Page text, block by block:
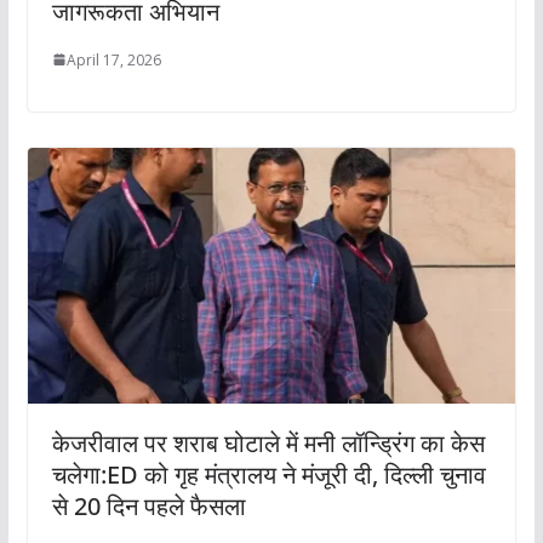
जागरूकता अभियान
April 17, 2026
केजरीवाल पर शराब घोटाले में मनी लॉन्ड्रिंग का केस
चलेगा:ED को गृह मंत्रालय ने मंजूरी दी, दिल्ली चुनाव
से 20 दिन पहले फैसला